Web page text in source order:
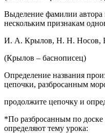
Выделение фамилии автора
нескольким признакам
И. А. Крылов, Н. Н. Носов,
(Крылов – баснописец)
Определение названия
цепочки, разбросанным
продолжите цепочку и
*По разбросанным по
определяют тему урока: